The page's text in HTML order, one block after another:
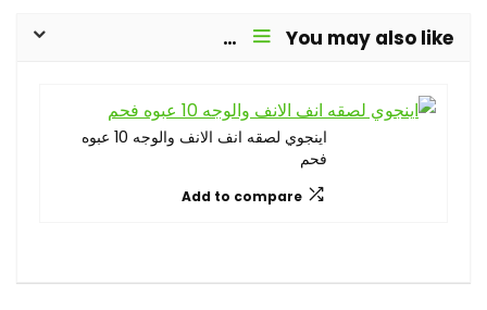
You may also like…
اينجوي لصقه انف الانف والوجه 10 عبوه
فحم
Add to compare